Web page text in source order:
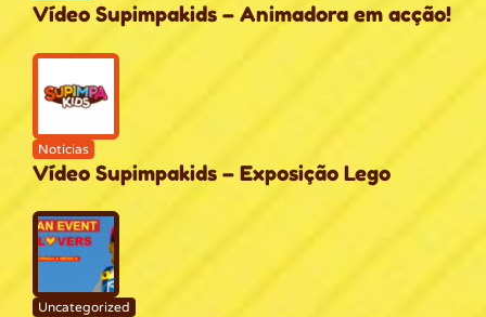
Vídeo Supimpakids – Animadora em acção!
Notícias
Vídeo Supimpakids – Exposição Lego
Uncategorized